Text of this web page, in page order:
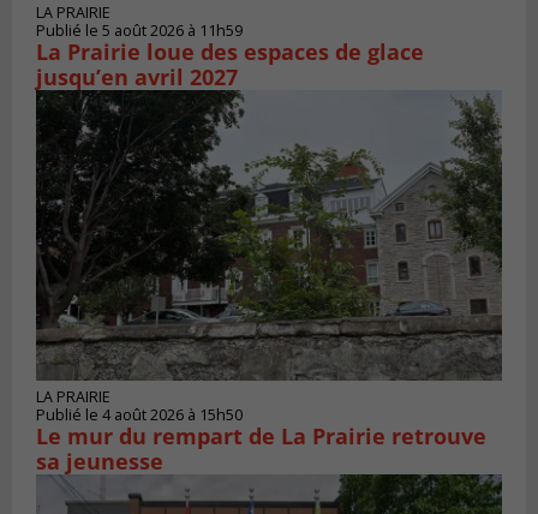
LA PRAIRIE
Publié le 5 août 2026 à 11h59
La Prairie loue des espaces de glace
jusqu’en avril 2027
LA PRAIRIE
Publié le 4 août 2026 à 15h50
Le mur du rempart de La Prairie retrouve
sa jeunesse